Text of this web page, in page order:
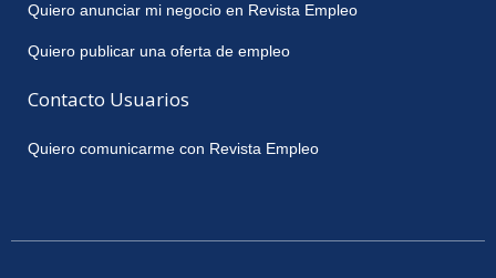
Quiero anunciar mi negocio en Revista Empleo
Quiero publicar una oferta de empleo
Contacto Usuarios
Quiero comunicarme con Revista Empleo